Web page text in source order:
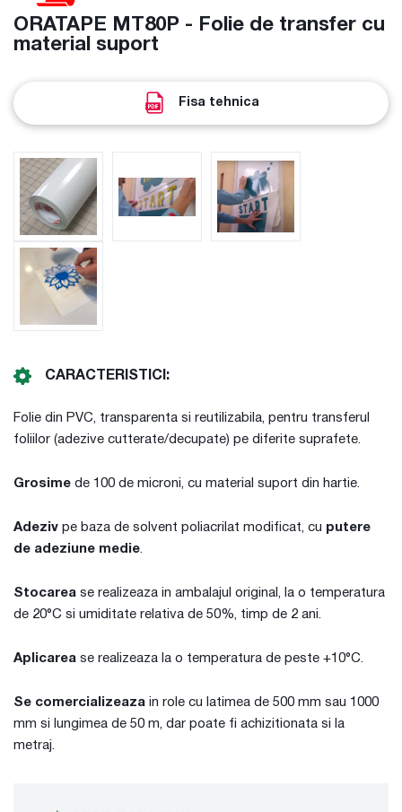
ORATAPE MT80P - Folie de transfer cu
material suport
Fisa tehnica
CARACTERISTICI:
Folie din PVC, transparenta si reutilizabila, pentru transferul
foliilor (adezive cutterate/decupate) pe diferite suprafete.
Grosime de 100 de microni, cu material suport din hartie.
Adeziv pe baza de solvent poliacrilat modificat, cu putere
de adeziune medie.
Stocarea se realizeaza in ambalajul original, la o temperatura
de 20°C si umiditate relativa de 50%, timp de 2 ani.
Aplicarea se realizeaza la o temperatura de peste +10°C.
Se comercializeaza in role cu latimea de 500 mm sau 1000
mm si lungimea de 50 m, dar poate fi achizitionata si la
metraj.